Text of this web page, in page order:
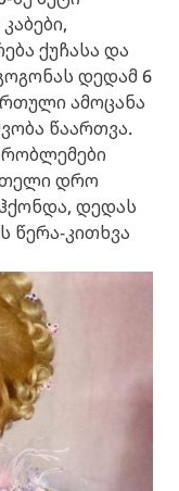
ქუჩასა და
დედამ 6
ამოცანა
წაართვა.
დრო
დედას
წერა-კითხვა